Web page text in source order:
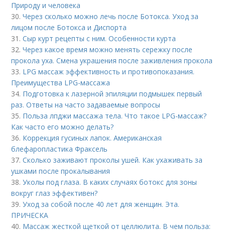
Природу и человека
30.Через сколько можно лечь после Ботокса. Уход за
лицом после Ботокса и Диспорта
31.Сыр курт рецепты с ним. Особенности курта
32.Через какое время можно менять сережку после
прокола уха. Смена украшения после заживления прокола
33. LPG массаж эффективность и противопоказания.
Преимущества LPG-массажа
34. Подготовка к лазерной эпиляции подмышек первый
раз. Ответы на часто задаваемые вопросы
35. Польза лпджи массажа тела. Что такое LPG-массаж?
Как часто его можно делать?
36. Коррекция гусиных лапок. Американская
блефаропластика Фраксель
37.Сколько заживают проколы ушей. Как ухаживать за
ушками после прокалывания
38.Уколы под глаза. В каких случаях ботокс для зоны
вокруг глаз эффективен?
39.Уход за собой после 40 лет для женщин. Эта.
ПРИЧЕСКА
40. Массаж жесткой щеткой от целлюлита. В чем польза: